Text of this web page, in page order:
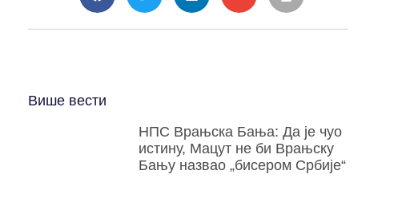
Више вести
НПС Врањска Бања: Да је чуо
истину, Мацут не би Врањску
Бању назвао „бисером Србије“